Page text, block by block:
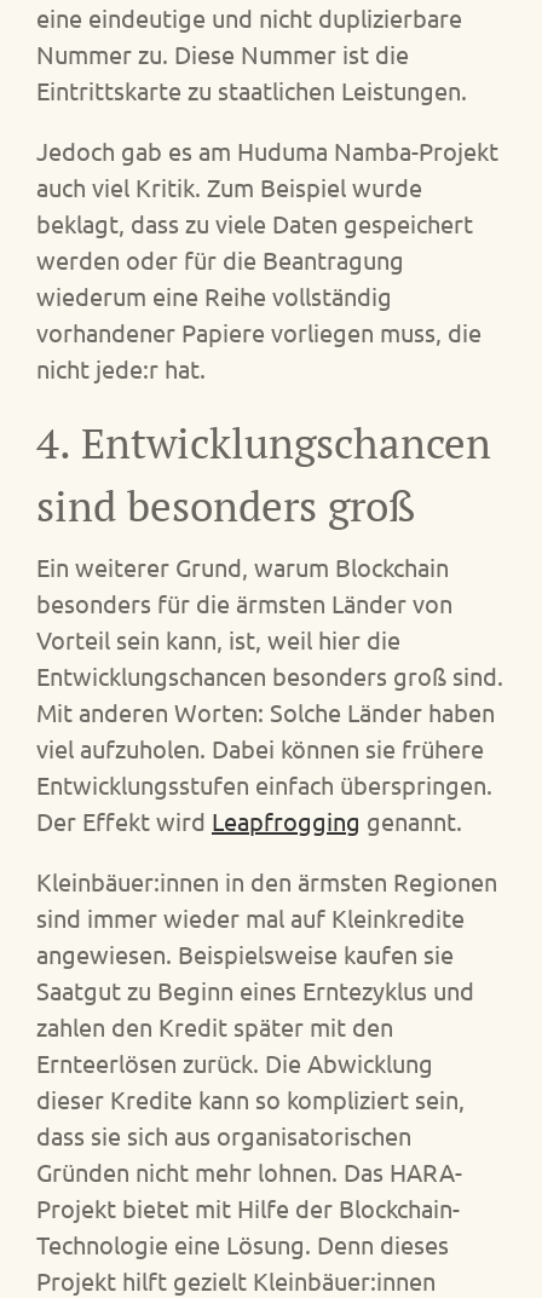
eine eindeutige und nicht duplizierbare
Nummer zu. Diese Nummer ist die
Eintrittskarte zu staatlichen Leistungen.
Jedoch gab es am Huduma Namba-Projekt
auch viel Kritik. Zum Beispiel wurde
beklagt, dass zu viele Daten gespeichert
werden oder für die Beantragung
wiederum eine Reihe vollständig
vorhandener Papiere vorliegen muss, die
nicht jede:r hat.
4. Entwicklungschancen
sind besonders groß
Ein weiterer Grund, warum Blockchain
besonders für die ärmsten Länder von
Vorteil sein kann, ist, weil hier die
Entwicklungschancen besonders groß sind.
Mit anderen Worten: Solche Länder haben
viel aufzuholen. Dabei können sie frühere
Entwicklungsstufen einfach überspringen.
Der Effekt wird Leapfrogging genannt.
Kleinbäuer:innen in den ärmsten Regionen
sind immer wieder mal auf Kleinkredite
angewiesen. Beispielsweise kaufen sie
Saatgut zu Beginn eines Erntezyklus und
zahlen den Kredit später mit den
Ernteerlösen zurück. Die Abwicklung
dieser Kredite kann so kompliziert sein,
dass sie sich aus organisatorischen
Gründen nicht mehr lohnen. Das HARA-
Projekt bietet mit Hilfe der Blockchain-
Technologie eine Lösung. Denn dieses
Projekt hilft gezielt Kleinbäuer:innen